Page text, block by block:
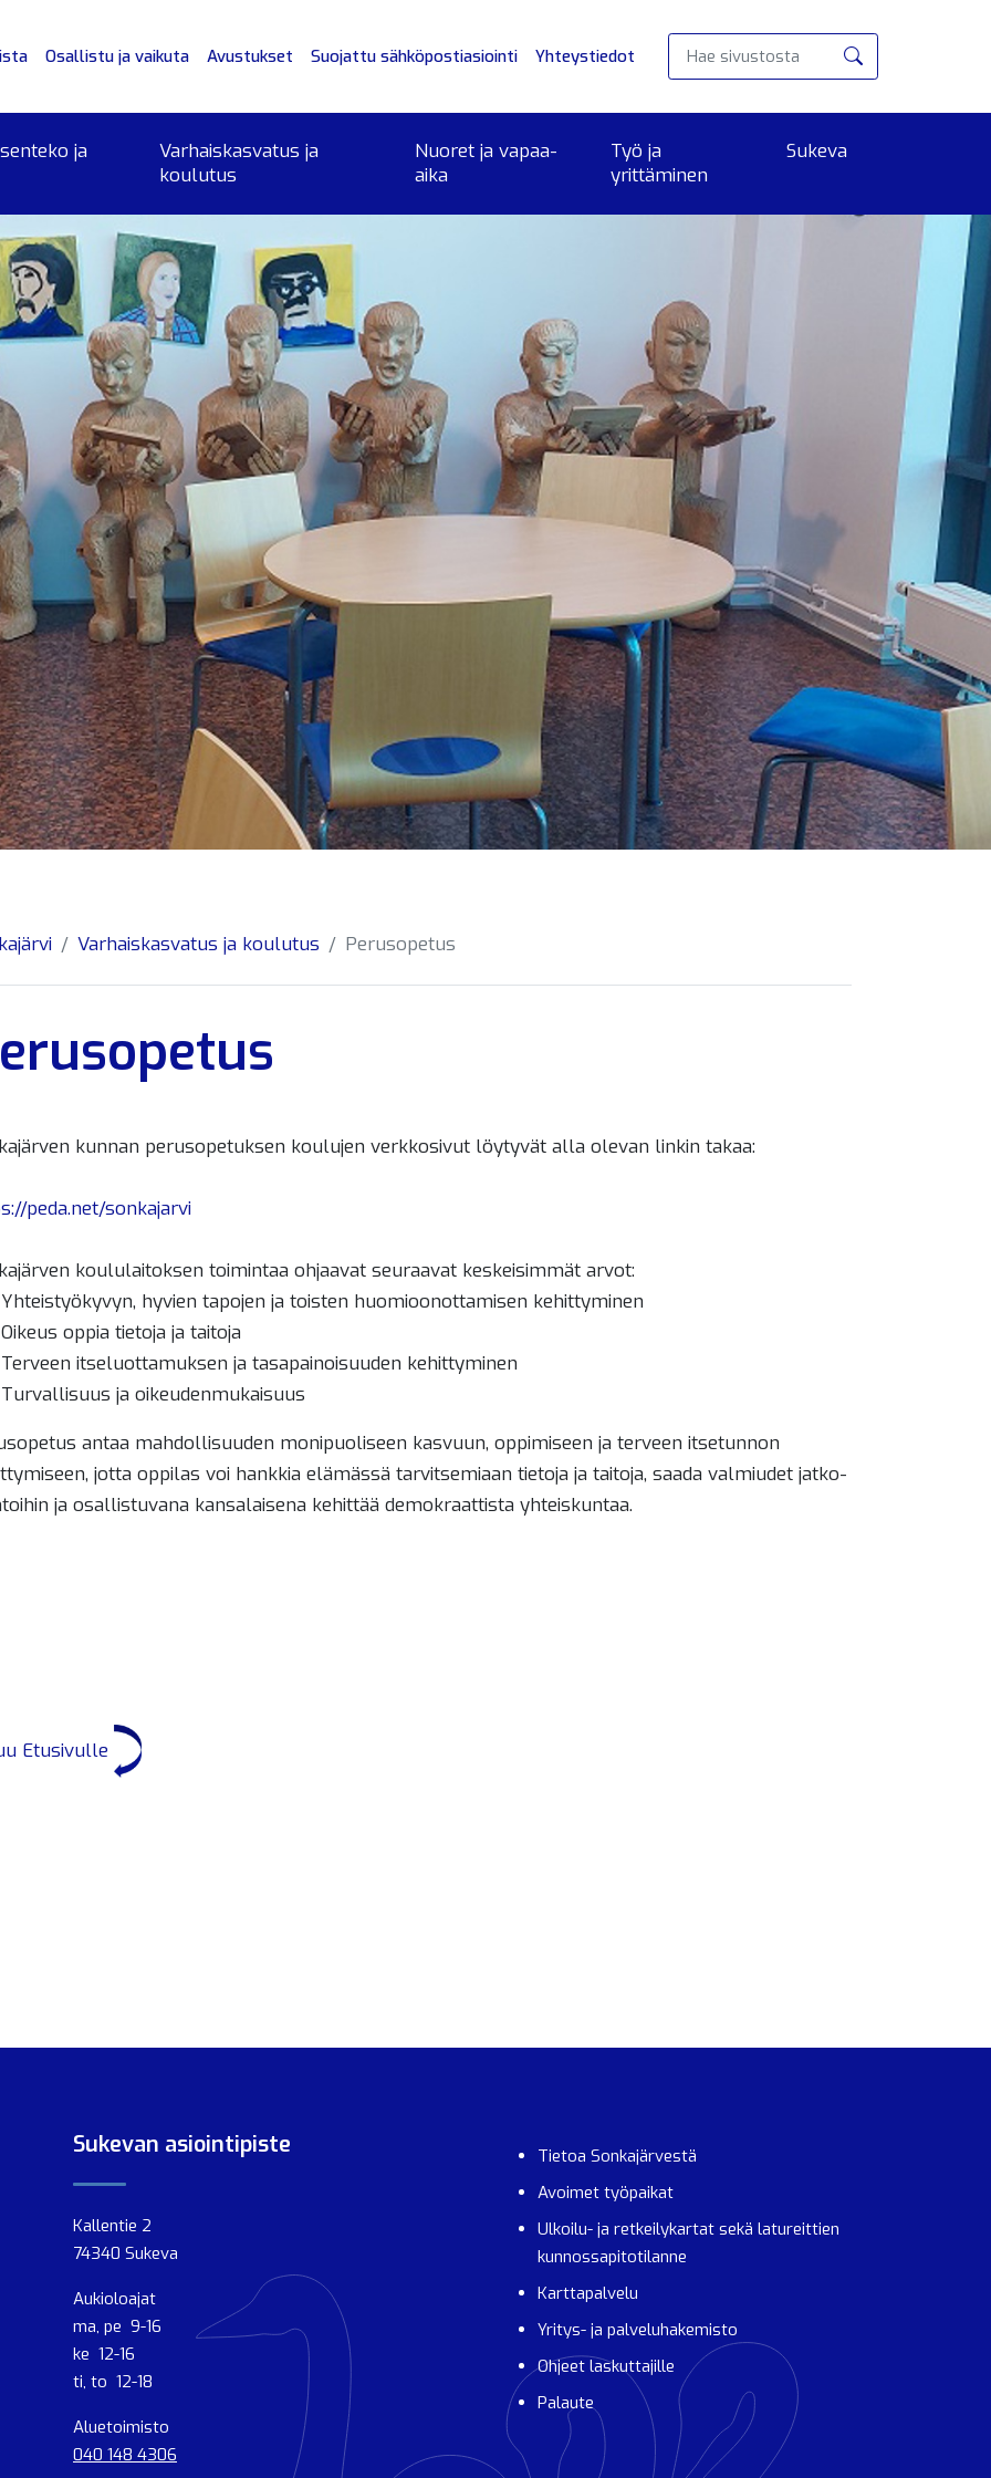
Osallistu ja vaikuta Avustukset Suojattu sähköpostiasiointi Yhteystiedot
Hae
ja
Varhaiskasvatus ja
koulutus
Nuoret ja vapaa-
aika
Työ ja
yrittäminen
Sukeva
Varhaiskasvatus ja koulutus Perusopetus
kunnan perusopetuksen koulujen verkkosivut löytyvät alla olevan linkin takaa:
peda.net/sonkajarvi
koululaitoksen toimintaa ohjaavat seuraavat keskeisimmät arvot:
Yhteistyökyvyn, hyvien tapojen ja toisten huomioonottamisen kehittyminen
Oikeus oppia tietoja ja taitoja
Terveen itseluottamuksen ja tasapainoisuuden kehittyminen
Turvallisuus ja oikeudenmukaisuus
antaa mahdollisuuden monipuoliseen kasvuun, oppimiseen ja terveen itsetunnon
jotta oppilas voi hankkia elämässä tarvitsemiaan tietoja ja taitoja, saada valmiudet jatko-
ja osallistuvana kansalaisena kehittää demokraattista yhteiskuntaa.
Etusivulle
Sukevan asiointipiste
Kallentie 2
74340 Sukeva
Aukioloajat
ma, pe 9-16
ke 12-16
ti, to 12-18
Aluetoimisto
040 148 4306
Tietoa Sonkajärvestä
Avoimet työpaikat
Ulkoilu- ja retkeilykartat sekä latureittien
kunnossapitotilanne
Karttapalvelu
Yritys- ja palveluhakemisto
Ohjeet laskuttajille
Palaute